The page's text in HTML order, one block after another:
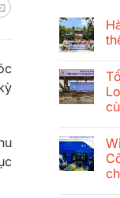
ở
kết
hè
của
ở